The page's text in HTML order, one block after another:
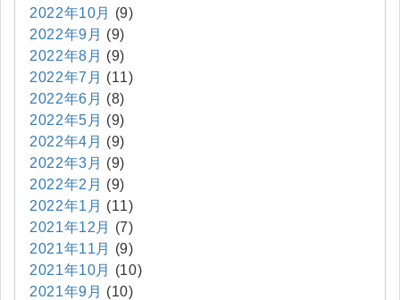
2022年10月
(9)
2022年9月 (9)
2022年8月 (9)
2022年7月 (11)
2022年6月 (8)
2022年5月 (9)
2022年4月 (9)
2022年3月 (9)
2022年2月 (9)
2022年1月 (11)
2021年12月
(7)
2021年11月
(9)
2021年10月
(10)
2021年9月 (10)